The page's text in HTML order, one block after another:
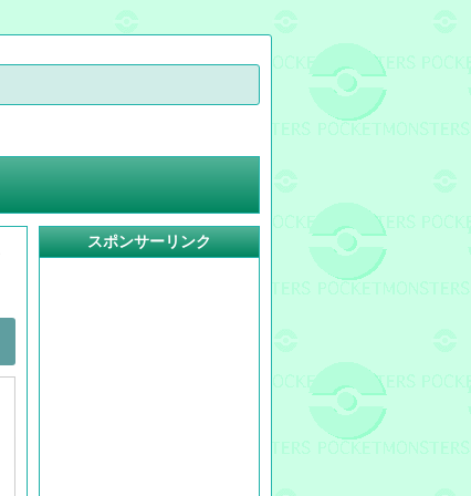
スポンサーリンク